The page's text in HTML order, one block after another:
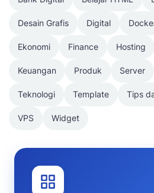
Desain Grafis Digital
Ekonomi Finance Hosting
Keuangan Produk Server
Teknologi Template Tips
VPS Widget